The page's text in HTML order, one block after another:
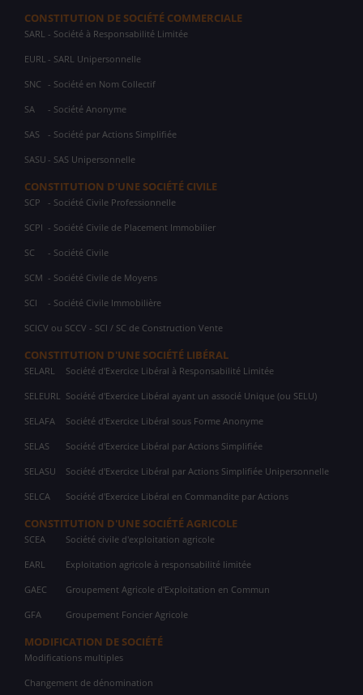
CONSTITUTION DE SOCIÉTÉ COMMERCIALE
SARL - Société à Responsabilité Limitée
EURL - SARL Unipersonnelle
SNC - Société en Nom Collectif
SA - Société Anonyme
SAS - Société par Actions Simplifiée
SASU - SAS Unipersonnelle
CONSTITUTION D'UNE SOCIÉTÉ CIVILE
SCP - Société Civile Professionnelle
SCPI - Société Civile de Placement Immobilier
SC - Société Civile
SCM - Société Civile de Moyens
SCI - Société Civile Immobilière
SCICV ou SCCV - SCI / SC de Construction Vente
CONSTITUTION D'UNE SOCIÉTÉ LIBÉRAL
SELARL Société d'Exercice Libéral à Responsabilité Limitée
SELEURL Société d'Exercice Libéral ayant un associé Unique (ou SELU)
SELAFA Société d'Exercice Libéral sous Forme Anonyme
SELAS Société d'Exercice Libéral par Actions Simplifiée
SELASU Société d'Exercice Libéral par Actions Simplifiée Unipersonnelle
SELCA Société d'Exercice Libéral en Commandite par Actions
CONSTITUTION D'UNE SOCIÉTÉ AGRICOLE
SCEA Société civile d'exploitation agricole
EARL Exploitation agricole à responsabilité limitée
GAEC Groupement Agricole d'Exploitation en Commun
GFA Groupement Foncier Agricole
MODIFICATION DE SOCIÉTÉ
Modifications multiples
Changement de dénomination